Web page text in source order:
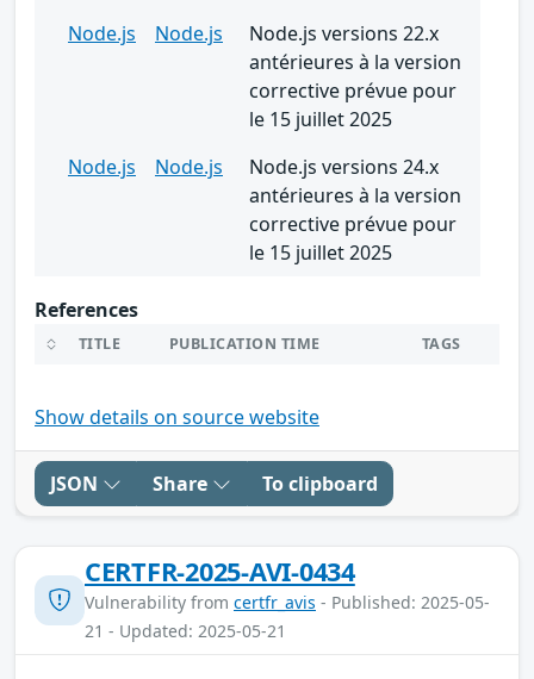
Node.js
Node.js
Node.js versions 22.x
antérieures à la version
corrective prévue pour
le 15 juillet 2025
Node.js
Node.js
Node.js versions 24.x
antérieures à la version
corrective prévue pour
le 15 juillet 2025
References
TITLE PUBLICATION TIME TAGS
Show details on source website
JSON Share To clipboard
CERTFR-2025-AVI-0434
Vulnerability from certfr_avis - Published: 2025-05-
21 - Updated: 2025-05-21